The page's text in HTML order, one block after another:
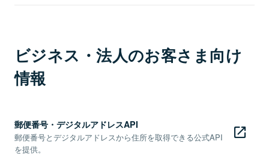
ビジネス・法人のお客さま向け
情報
郵便番号・デジタルアドレスAPI
郵便番号とデジタルアドレスから住所を取得できる公式API
を提供。